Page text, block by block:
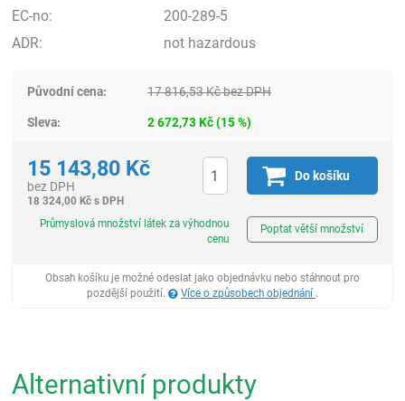
EC-no:
200-289-5
ADR:
not hazardous
Původní cena: 17 816,53Kčbez DPH
Sleva: 2 672,73Kč(15%)
15 143,80 Kč
bez DPH
18 324,00 Kč s DPH
Do košíku
Průmyslová množství látek za výhodnou
cenu
Poptat větší množství
Obsah košíku je možné odeslat jako objednávku nebo stáhnout pro
pozdější použití.
Více o způsobech objednání
Alternativní produkty